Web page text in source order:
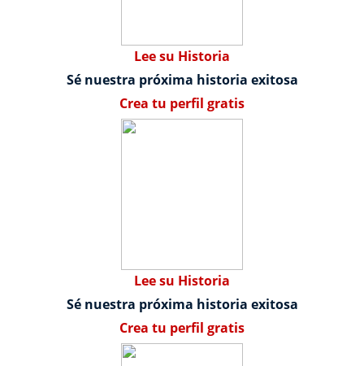
Lee su Historia
Sé nuestra próxima historia exitosa
Crea tu perfil gratis
Lee su Historia
Sé nuestra próxima historia exitosa
Crea tu perfil gratis